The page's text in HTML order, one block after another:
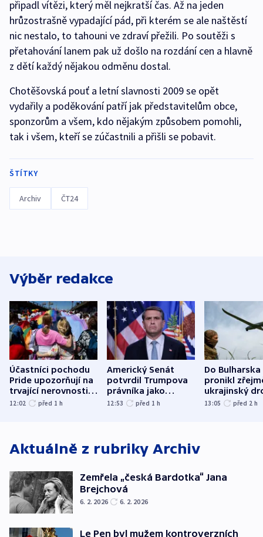
připadl vítězi, který měl nejkratší čas. Až na jeden
hrůzostrašně vypadající pád, při kterém se ale naštěstí
nic nestalo, to tahouni ve zdraví přežili. Po soutěži s
přetahování lanem pak už došlo na rozdání cen a hlavně
z dětí každý nějakou odměnu dostal.
Chotěšovská pouť a letní slavnosti 2009 se opět
vydařily a poděkování patří jak představitelům obce,
sponzorům a všem, kdo nějakým způsobem pomohli,
tak i všem, kteří se zúčastnili a přišli se pobavit.
ŠTÍTKY
Archiv ČT24
Výběr redakce
Účastníci pochodu
Pride upozorňují na
trvající nerovnosti i
společenskou
12:02 před 1 h
Americký Senát
potvrdil Trumpova
právníka jako
ministra
12:53 před 1 h
Do Bulharska
pronikl
ukrajinský
explodoval
13:05 před 2 h
Aktuálně z rubriky Archiv
Zemřela „česká Bardotka“ Jana
Brejchová
6. 2. 2026 6. 2. 2026
Le Pen byl mužem kontroverzních